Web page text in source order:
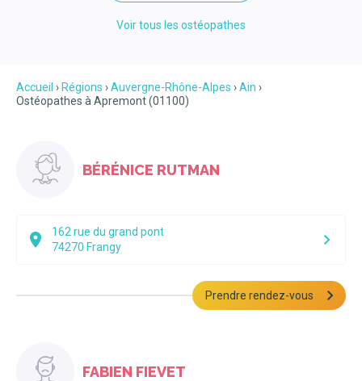
Voir tous les ostéopathes
Accueil Régions Auvergne-Rhône-Alpes
Ain
Ostéopathes à Apremont (01100)
BÉRÉNICE RUTMAN
162 rue du grand pont
74270 Frangy
Prendre rendez-vous
FABIEN FIEVET